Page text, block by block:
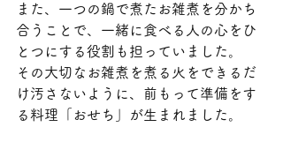
また、一つの鍋で煮たお雑煮を分かち
合うことで、一緒に食べる人の心をひ
とつにする役割も担っていました。
その大切なお雑煮を煮る火をできるだ
け汚さないように、前もって準備をす
る料理「おせち」が生まれました。